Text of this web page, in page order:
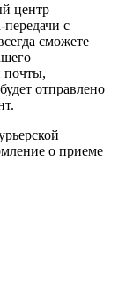
центр
передачи с
сможете
почты,
отправлено
о приеме